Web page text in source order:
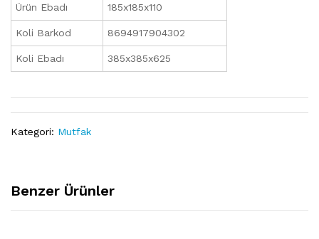
Ürün Ebadı 185x185x110
Koli Barkod 8694917904302
Koli Ebadı 385x385x625
Kategori: Mutfak
Benzer Ürünler